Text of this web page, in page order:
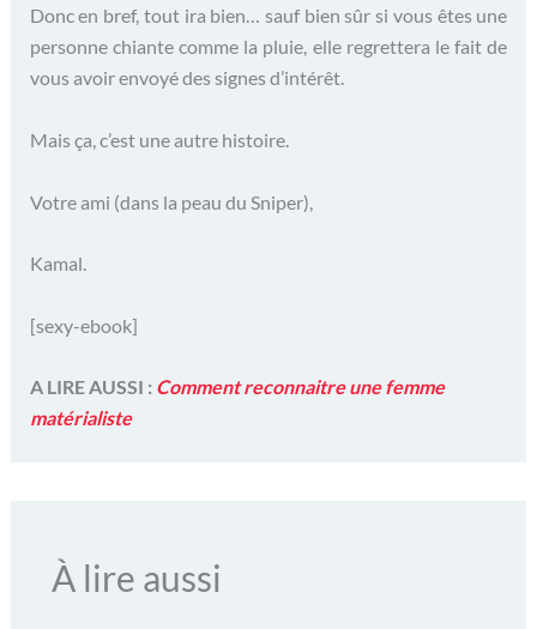
Donc en bref, tout ira bien… sauf bien sûr si vous êtes une
personne chiante comme la pluie, elle regrettera le fait de
vous avoir envoyé des signes d’intérêt.
Mais ça, c’est une autre histoire.
Votre ami (dans la peau du Sniper),
Kamal.
[sexy-ebook]
A LIRE AUSSI : Comment reconnaitre une femme
matérialiste
À lire aussi